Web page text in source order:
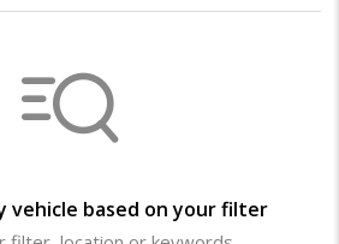
vehicle based on your filter